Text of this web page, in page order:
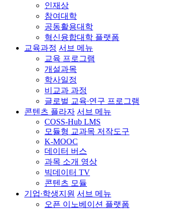
인재상
참여대학
공동활용대학
혁신융합대학 플랫폼
교육과정 서브 메뉴
교육 프로그램
개설과목
학사일정
비교과 과정
글로벌 교육∙연구 프로그램
콘텐츠 플라자 서브 메뉴
COSS-Hub LMS
모듈형 교과목 저작도구
K-MOOC
데이터 버스
과목 소개 영상
빅데이터 TV
콘텐츠 모듈
기업∙학생지원 서브 메뉴
오픈 이노베이션 플랫폼